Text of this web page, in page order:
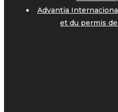
Advantia
et du permis